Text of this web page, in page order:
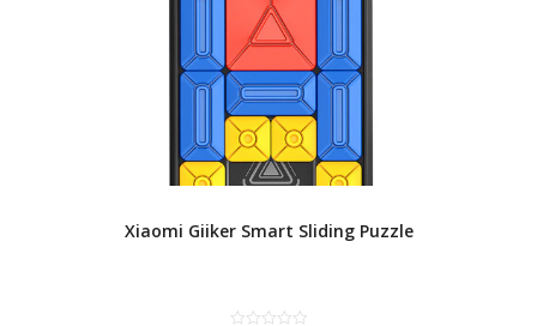
Xiaomi Giiker Smart Sliding Puzzle